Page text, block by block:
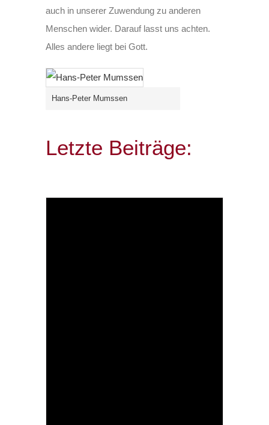
auch in unserer Zuwendung zu anderen
Menschen wider. Darauf lasst uns achten.
Alles andere liegt bei Gott.
Hans-Peter Mumssen
Letzte Beiträge: